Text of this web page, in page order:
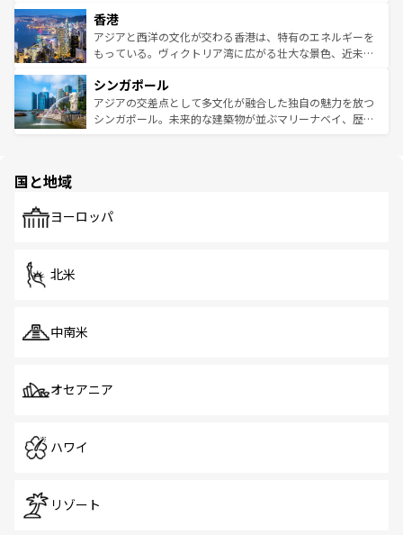
とつ。フォーやバインミー、ベトナムコーヒーなどは、ぜ
ひ現地で味わいたい。どの地域を訪れてもあたたかい人々
が旅行者を迎えてくれるので、きっと忘れられない旅にな
参照してほしい。
の活気が交差している。北部ではチェンマイなどの山岳地
帯で自然と触れ合い、南部ではプーケットやクラビの美し
いビーチでリゾート気分を楽しむことができる。タイ料理
激する。気候は一年中温暖で、どの季節にも異なる楽しみ
が待っている。親しみやすいタイの人々、仏教を中心とし
た文化、そして多様な観光資源が、訪れる旅人を魅了し続
香港
アジアと西洋の文化が交わる香港は、特有のエネルギーを
もっている。ヴィクトリア湾に広がる壮大な景色、近未来
み、どこを訪れても感動するはず。観光スポットが密集し
ており、効率よく見どころを回れるのも魅力。息をのむよ
うな絶景から文化的な体験まで、香港を存分に楽しみ尽く
シンガポール
アジアの交差点として多文化が融合した独自の魅力を放つ
シンガポール。未来的な建築物が並ぶマリーナベイ、歴史
で、ホーカーズは地元の風情を楽しめる外せないスポット
国と地域
ヨーロッパ
北米
中南米
オセアニア
ハワイ
リゾート